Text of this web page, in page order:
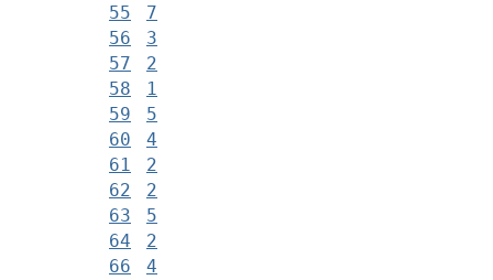
55
7
56
3
57
2
58
1
59
5
60
4
61
2
62
2
63
5
64
2
66
4